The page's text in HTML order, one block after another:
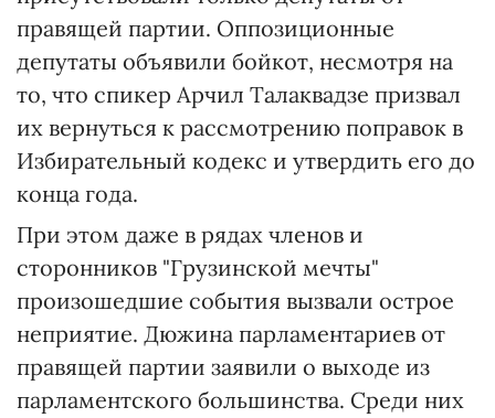
правящей партии. Оппозиционные
депутаты объявили бойкот, несмотря на
то, что спикер Арчил Талаквадзе призвал
их вернуться к рассмотрению поправок в
Избирательный кодекс и утвердить его до
конца года.
При этом даже в рядах членов и
сторонников "Грузинской мечты"
произошедшие события вызвали острое
неприятие. Дюжина парламентариев от
правящей партии заявили о выходе из
парламентского большинства. Среди них